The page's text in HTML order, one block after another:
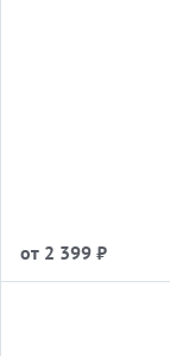
от 2 399 ₽